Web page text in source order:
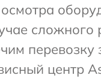
сложного
перевозку
центр